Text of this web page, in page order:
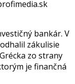
bankár. V
zákulisie
zo strany
je finančná